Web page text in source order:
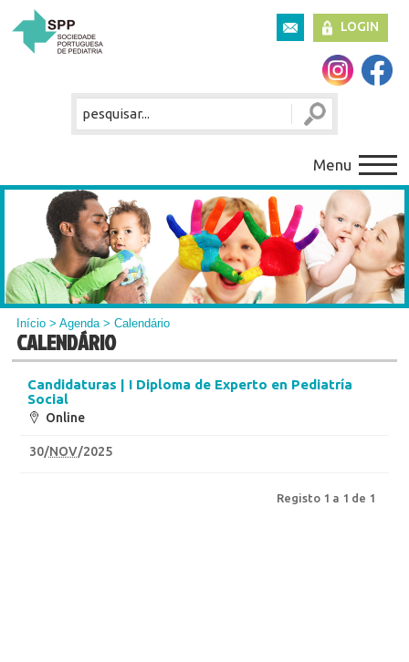
LOGIN
Menu
Início >Agenda> Calendário
CALENDÁRIO
Candidaturas | I Diploma de Experto en Pediatría
Social
Online
30/NOV/2025
Registo 1 a 1 de 1